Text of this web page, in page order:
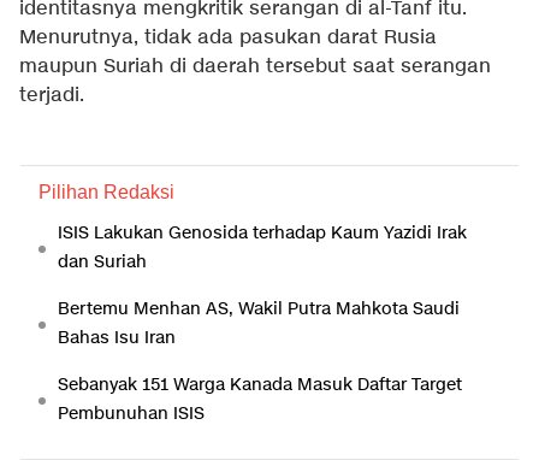
identitasnya mengkritik serangan di al-Tanf itu.
Menurutnya, tidak ada pasukan darat Rusia
maupun Suriah di daerah tersebut saat serangan
terjadi.
Pilihan Redaksi
ISIS Lakukan Genosida terhadap Kaum Yazidi Irak
dan Suriah
Bertemu Menhan AS, Wakil Putra Mahkota Saudi
Bahas Isu Iran
Sebanyak 151 Warga Kanada Masuk Daftar Target
Pembunuhan ISIS